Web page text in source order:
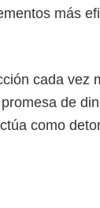
más
cada vez
de
como